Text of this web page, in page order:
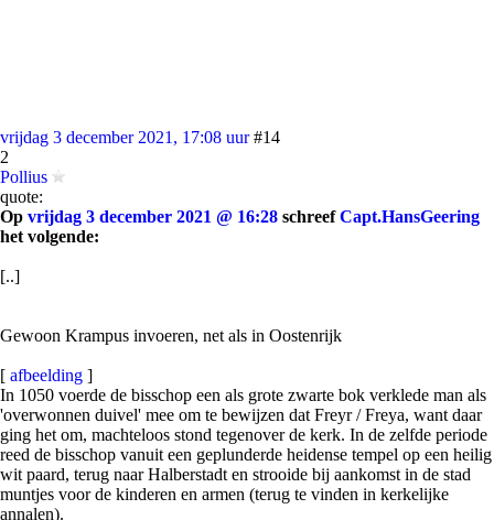
vrijdag 3 december 2021, 17:08 uur #14
2
Pollius
quote:
Op vrijdag 3 december 2021 @ 16:28 schreefCapt.HansGeering
het volgende:
[..]
Gewoon Krampus invoeren, net als in Oostenrijk
[ afbeelding ]
In 1050 voerde de bisschop een als grote zwarte bok verklede man als
'overwonnen duivel' mee om te bewijzen dat Freyr / Freya, want daar
ging het om, machteloos stond tegenover de kerk. In de zelfde periode
reed de bisschop vanuit een geplunderde heidense tempel op een heilig
wit paard, terug naar Halberstadt en strooide bij aankomst in de stad
muntjes voor de kinderen en armen (terug te vinden in kerkelijke
annalen).